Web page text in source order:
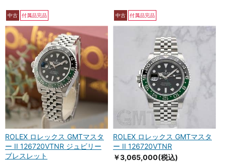
中古 付属品完品
ROLEX ロレックス GMTマスタ
ー II 126720VTNR ジュビリー
ブレスレット
中古 付属品完品
ROLEX ロレックス GMTマスタ
ー II 126720VTNR
￥3,065,000(税込)